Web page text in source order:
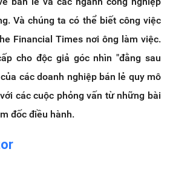
Và chúng ta có thể biết công việc
Financial Times nơi ông làm việc.
cho độc giả góc nhìn "đằng sau
các doanh nghiệp bán lẻ quy mô
các cuộc phỏng vấn từ những bài
đốc điều hành.